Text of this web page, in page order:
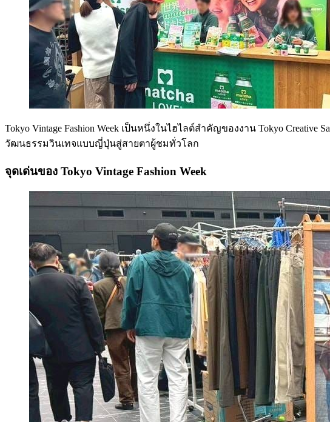
Tokyo Vintage Fashion Week เป็นหนึ่งในไฮไลต์สำคัญของงาน Tokyo
วัฒนธรรมวินเทจแบบญี่ปุ่นสู่สายตาผู้ชมทั่วโลก
จุดเด่นของ Tokyo Vintage Fashion Week